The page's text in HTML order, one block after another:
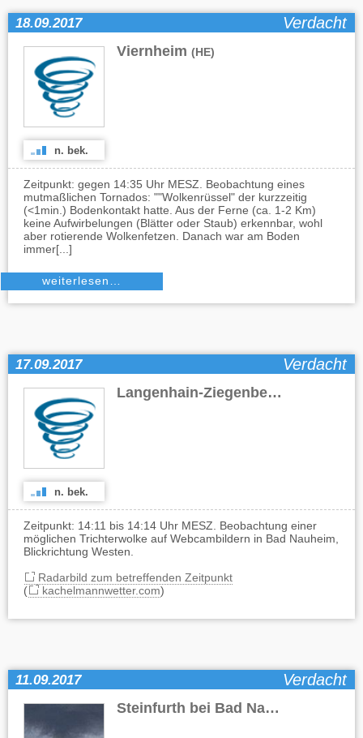
18.09.2017 Verdacht
Viernheim (HE)
n. bek.
Zeitpunkt: gegen 14:35 Uhr MESZ. Beobachtung eines
mutmaßlichen Tornados: ""Wolkenrüssel" der kurzzeitig
(<1min.) Bodenkontakt hatte. Aus der Ferne (ca. 1-2 Km)
keine Aufwirbelungen (Blätter oder Staub) erkennbar, wohl
aber rotierende Wolkenfetzen. Danach war am Boden
immer[...]
weiterlesen…
17.09.2017 Verdacht
Langenhain-Ziegenberg
n. bek.
Zeitpunkt: 14:11 bis 14:14 Uhr MESZ. Beobachtung einer
möglichen Trichterwolke auf Webcambildern in Bad Nauheim,
Blickrichtung Westen.
Radarbild zum betreffenden Zeitpunkt
(
kachelmannwetter.com)
11.09.2017 Verdacht
Steinfurth bei Bad Nauheim